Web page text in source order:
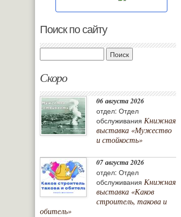
Поиск по сайту
Скоро
06 августа 2026
отдел: Отдел
обслуживания Книжная
выставка «Мужество
и стойкость»
07 августа 2026
отдел: Отдел
обслуживания Книжная
выставка «Каков
строитель, такова и
обитель»